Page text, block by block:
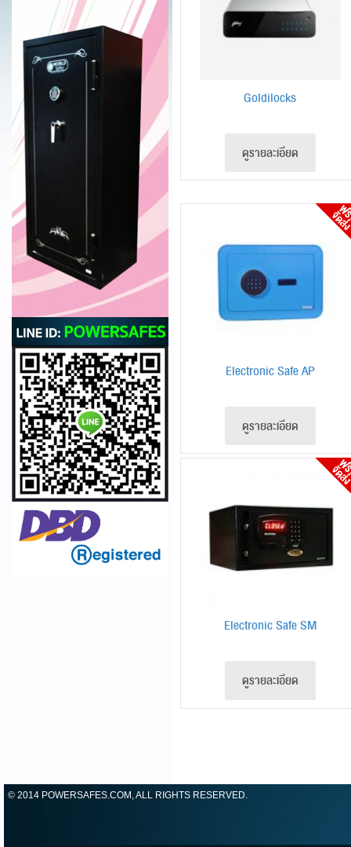
Goldilocks
ดูรายละเอียด
Electronic Safe AP
ดูรายละเอียด
Electronic Safe SM
ดูรายละเอียด
© 2014 POWERSAFES.COM, ALL RIGHTS RESERVED.